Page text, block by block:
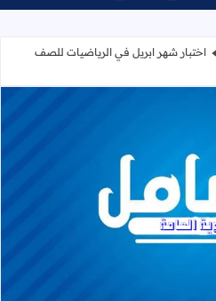
اختبار شهر ابريل في الرياضيات للصف
اختبار شهر ابريل في الرياضيات للصف